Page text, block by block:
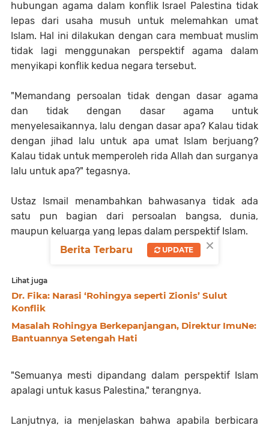
hubungan agama dalam konflik Israel Palestina tidak
lepas dari usaha musuh untuk melemahkan umat
Islam. Hal ini dilakukan dengan cara membuat muslim
tidak lagi menggunakan perspektif agama dalam
menyikapi konflik kedua negara tersebut.
"Memandang persoalan tidak dengan dasar agama
dan tidak dengan dasar agama untuk
menyelesaikannya, lalu dengan dasar apa? Kalau tidak
dengan jihad lalu untuk apa umat Islam berjuang?
Kalau tidak untuk memperoleh rida Allah dan surganya
lalu untuk apa?" tegasnya.
Ustaz Ismail menambahkan bahwasanya tidak ada
satu pun bagian dari persoalan bangsa, dunia,
maupun keluarga yang lepas dalam perspektif Islam.
Lihat juga
Dr. Fika: Narasi ‘Rohingya seperti Zionis’ Sulut
Konflik
Masalah Rohingya Berkepanjangan, Direktur ImuNe:
Bantuannya Setengah Hati
"Semuanya mesti dipandang dalam perspektif Islam
apalagi untuk kasus Palestina," terangnya.
Lanjutnya, ia menjelaskan bahwa apabila berbicara
×
Berita Terbaru UPDATE